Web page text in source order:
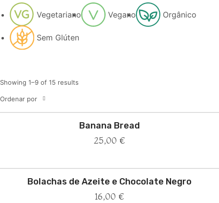
Vegetariano Vegano Orgânico
Sem Glúten
Showing 1–9 of 15 results
Ordenar por
Banana Bread
25,00 €
Bolachas de Azeite e Chocolate Negro
16,00 €